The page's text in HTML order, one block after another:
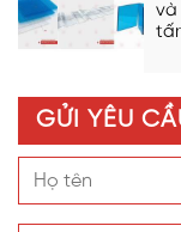
và
GỬI YÊU